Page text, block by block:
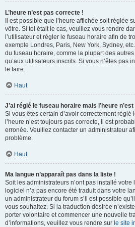
L’heure n’est pas correcte !
Il est possible que l’heure affichée soit réglée
vôtre. Si tel était le cas, veuillez vous rendre
l’utilisateur et régler le fuseau horaire afin de
exemple Londres, Paris, New York, Sydney,
du fuseau horaire, comme la plupart des
qu’aux utilisateurs inscrits. Si vous n’êtes pas
le faire.
Haut
J’ai réglé le fuseau horaire mais l’heure
Si vous êtes certain d’avoir correctement réglé
l’heure n’est toujours pas correcte, il est
erronée. Veuillez contacter un administrateur
problème.
Haut
Ma langue n’apparaît pas dans la liste !
Soit les administrateurs n’ont pas installé votre
logiciel n’a pas encore été traduit dans votre
un administrateur du forum s’il est possible
vous souhaitez. Si la traduction désirée
porter volontaire et commencer une nouvelle
d’informations, veuillez vous rendre sur le site